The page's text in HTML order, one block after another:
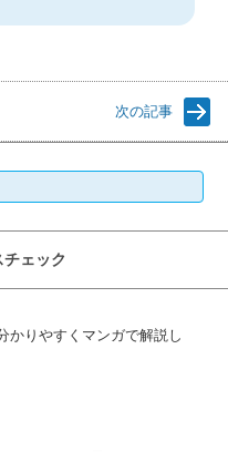
次の記事
チェック
かりやすくマンガで解説し